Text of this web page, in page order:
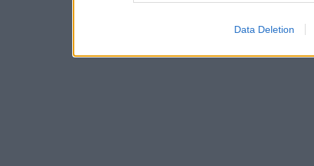
Data Deletion